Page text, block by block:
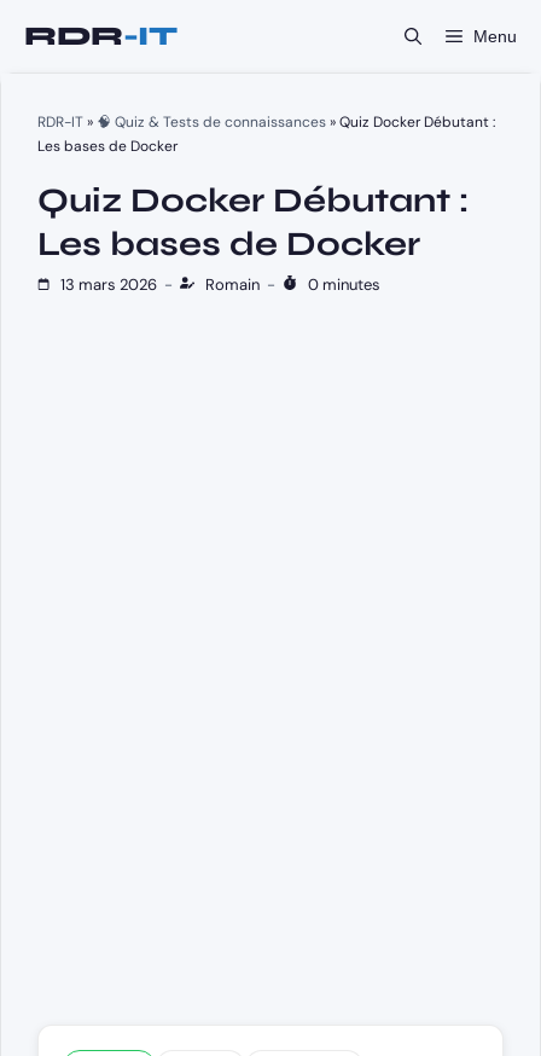
Menu
RDR-IT» 🧠 Quiz & Tests de connaissances»Quiz Docker Débutant :
Les bases de Docker
Quiz Docker Débutant :
Les bases de Docker
13 mars 2026 - Romain - 0 minutes